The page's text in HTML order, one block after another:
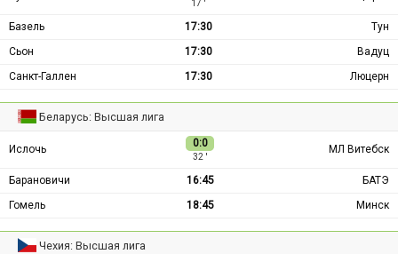
17 ′
Базель 17:30
Тун
Сьон
17:30
Вадуц
Санкт-Галлен
17:30 Люцерн
Беларусь: Высшая лига
Ислочь 0:0
32 ′
МЛ Витебск
Барановичи 16:45
БАТЭ
Гомель
18:45 Минск
Чехия: Высшая лига